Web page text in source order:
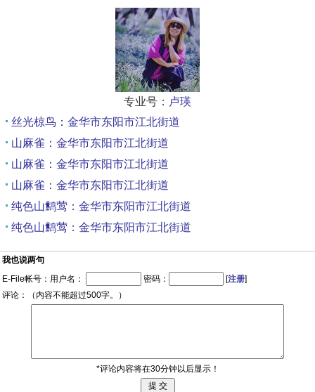
专业号： 卢瑛
丝光椋鸟：金华市东阳市江北街道
山麻雀：金华市东阳市江北街道
山麻雀：金华市东阳市江北街道
山麻雀：金华市东阳市江北街道
纯色山鹪莺：金华市东阳市江北街道
纯色山鹪莺：金华市东阳市江北街道
我也说两句
E-File帐号：用户名：
密码： [注册]
评论：（内容不能超过500字。）
*评论内容将在30分钟以后显示！